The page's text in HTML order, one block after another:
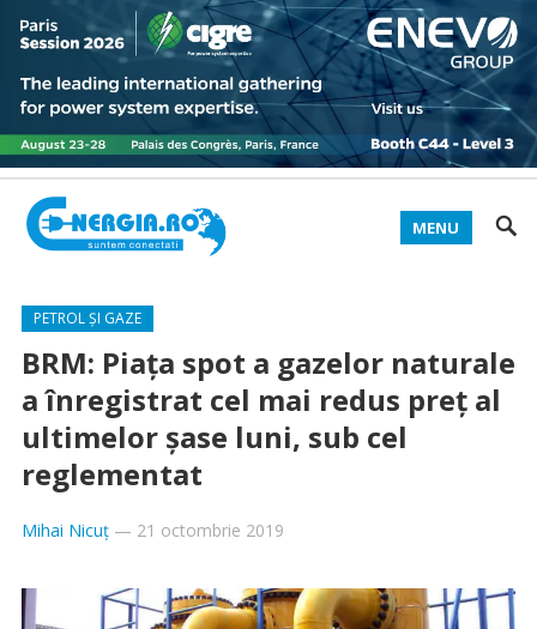
MENU
PETROL ȘI GAZE
BRM: Piaţa spot a gazelor naturale
a înregistrat cel mai redus preţ al
ultimelor şase luni, sub cel
reglementat
Mihai Nicuț— 21 octombrie 2019